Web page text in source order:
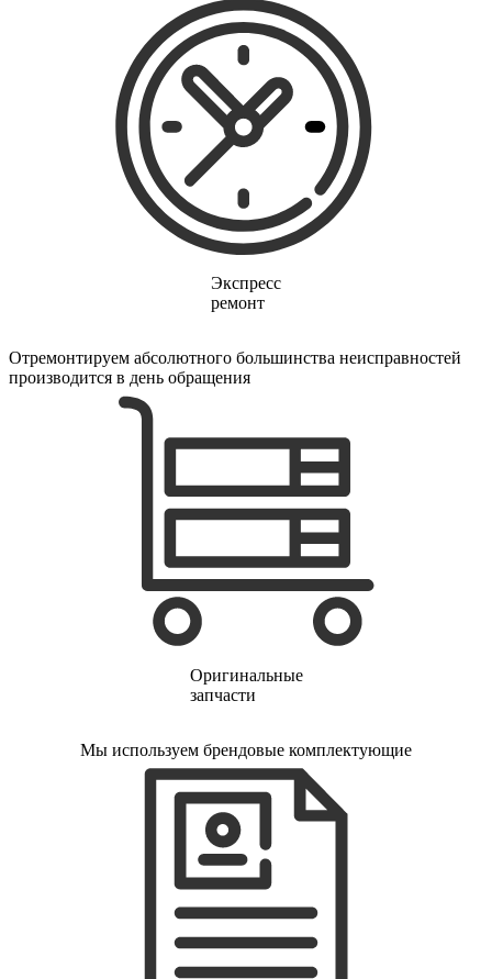
Экспресс
ремонт
Отремонтируем абсолютного большинства неисправностей
производится в день обращения
Оригинальные
запчасти
Мы используем брендовые комплектующие